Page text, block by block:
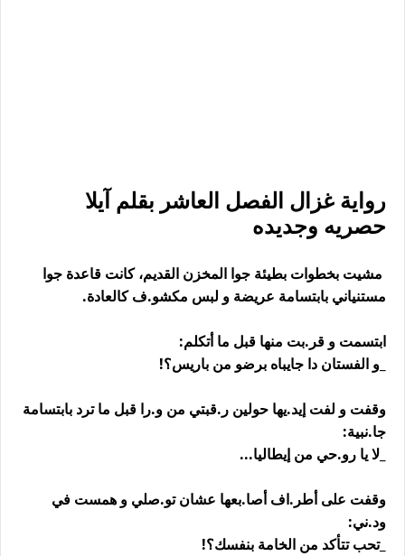
رواية غزال الفصل العاشر بقلم آيلا
حصريه وجديده
مشيت بخطوات بطيئة جوا المخزن القديم، كانت قاعدة جوا
مستنياني بابتسامة عريضة و لبس مكشو.ف كالعادة.
ابتسمت و قر.بت منها قبل ما أتكلم:
_و الفستان دا جايباه برضو من باريس؟!
وقفت و لفت إيد.يها حولين ر.قبتي من و.را قبل ما ترد بابتسامة
جا.نبية:
_لا يا رو.حي من إيطاليا...
وقفت على أطر.اف أصا.بعها عشان تو.صلي و همست في
ود.ني:
_تحب تتأكد من الخامة بنفسك؟!